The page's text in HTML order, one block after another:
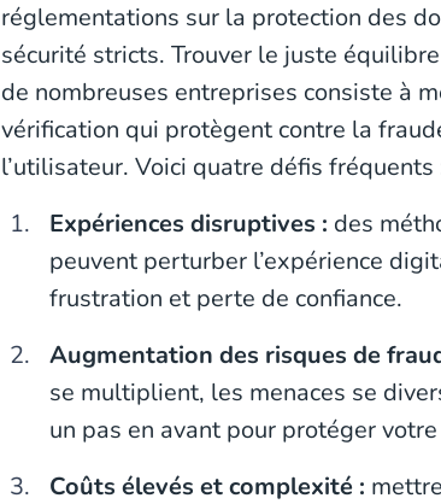
réglementations sur la protection des
sécurité stricts. Trouver le juste
de nombreuses entreprises consiste à
vérification qui protègent contre la
l’utilisateur. Voici quatre défis fréquents
Expériences disruptives : des
peuvent perturber l’expérience
frustration et perte de confiance.
Augmentation des risques de
se multiplient, les menaces se
un pas en avant pour protéger
Coûts élevés et complexité :